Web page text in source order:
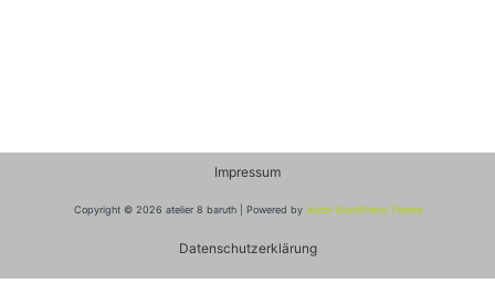
Impressum
Copyright © 2026 atelier 8 baruth | Powered by Astra-WordPress-Theme
Datenschutzerklärung